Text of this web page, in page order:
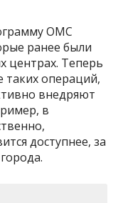
ОМС
ранее были
центрах. Теперь
операций,
внедряют
в
доступнее, за